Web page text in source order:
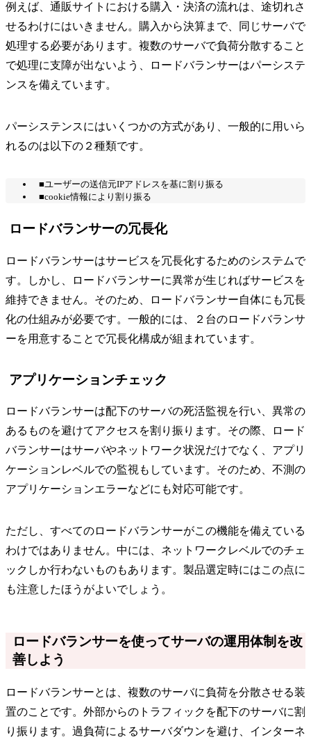
例えば、通販サイトにおける購入・決済の流れは、途切れさ
せるわけにはいきません。購入から決算まで、同じサーバで
処理する必要があります。複数のサーバで負荷分散すること
で処理に支障が出ないよう、ロードバランサーはパーシステ
ンスを備えています。
パーシステンスにはいくつかの方式があり、一般的に用いら
れるのは以下の２種類です。
■ユーザーの送信元IPアドレスを基に割り振る
■cookie情報により割り振る
ロードバランサーの冗長化
ロードバランサーはサービスを冗長化するためのシステムで
す。しかし、ロードバランサーに異常が生じればサービスを
維持できません。そのため、ロードバランサー自体にも冗長
化の仕組みが必要です。一般的には、２台のロードバランサ
ーを用意することで冗長化構成が組まれています。
アプリケーションチェック
ロードバランサーは配下のサーバの死活監視を行い、異常の
あるものを避けてアクセスを割り振ります。その際、ロード
バランサーはサーバやネットワーク状況だけでなく、アプリ
ケーションレベルでの監視もしています。そのため、不測の
アプリケーションエラーなどにも対応可能です。
ただし、すべてのロードバランサーがこの機能を備えている
わけではありません。中には、ネットワークレベルでのチェ
ックしか行わないものもあります。製品選定時にはこの点に
も注意したほうがよいでしょう。
ロードバランサーを使ってサーバの運用体制を改
善しよう
ロードバランサーとは、複数のサーバに負荷を分散させる装
置のことです。外部からのトラフィックを配下のサーバに割
り振ります。過負荷によるサーバダウンを避け、インターネ